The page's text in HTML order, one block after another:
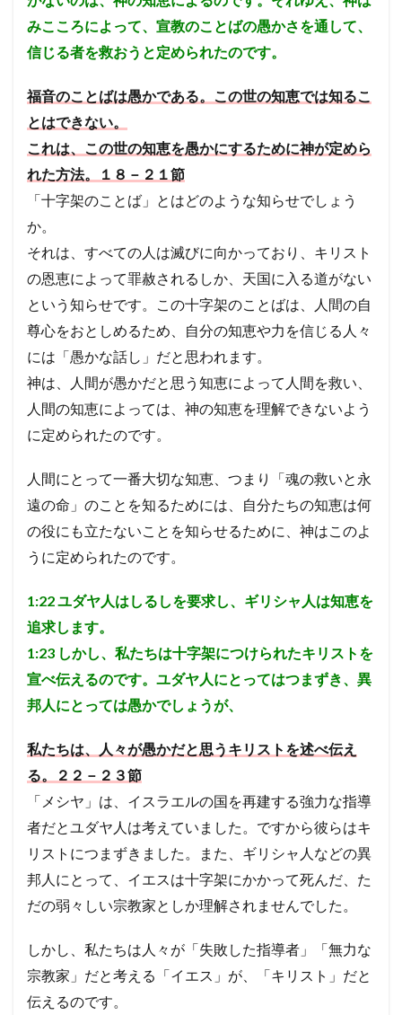
みこころによって、宣教のことばの愚かさを通して、
信じる者を救おうと定められたのです。
福音のことばは愚かである。この世の知恵では知るこ
とはできない。
これは、この世の知恵を愚かにするために神が定めら
れた方法。１８－２１節
「十字架のことば」とはどのような知らせでしょう
か。
それは、すべての人は滅びに向かっており、キリスト
の恩恵によって罪赦されるしか、天国に入る道がない
という知らせです。この十字架のことばは、人間の自
尊心をおとしめるため、自分の知恵や力を信じる人々
には「愚かな話し」だと思われます。
神は、人間が愚かだと思う知恵によって人間を救い、
人間の知恵によっては、神の知恵を理解できないよう
に定められたのです。
人間にとって一番大切な知恵、つまり「魂の救いと永
遠の命」のことを知るためには、自分たちの知恵は何
の役にも立たないことを知らせるために、神はこのよ
うに定められたのです。
1:22ユダヤ人はしるしを要求し、ギリシャ人は知恵を
追求します。
1:23 しかし、私たちは十字架につけられたキリストを
宣べ伝えるのです。ユダヤ人にとってはつまずき、異
邦人にとっては愚かでしょうが、
私たちは、人々が愚かだと思うキリストを述べ伝え
る。２２－２３節
「メシヤ」は、イスラエルの国を再建する強力な指導
者だとユダヤ人は考えていました。ですから彼らはキ
リストにつまずきました。また、ギリシャ人などの異
邦人にとって、イエスは十字架にかかって死んだ、た
だの弱々しい宗教家としか理解されませんでした。
しかし、私たちは人々が「失敗した指導者」「無力な
宗教家」だと考える「イエス」が、「キリスト」だと
伝えるのです。